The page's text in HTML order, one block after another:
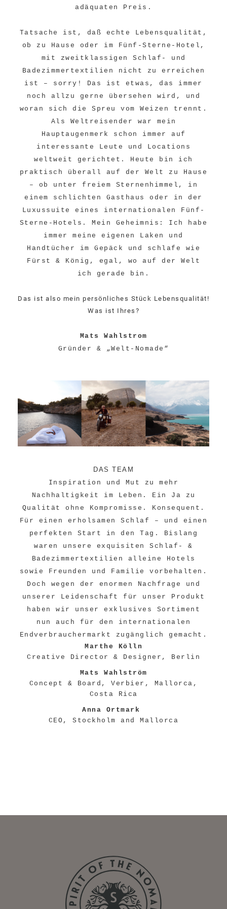
adäquaten Preis.
Tatsache ist, daß echte Lebensqualität,
ob zu Hause oder im Fünf-Sterne-Hotel,
mit zweitklassigen Schlaf- und
Badezimmertextilien nicht zu erreichen
ist – sorry! Das ist etwas, das immer
noch allzu gerne übersehen wird, und
woran sich die Spreu vom Weizen trennt.
Als Weltreisender war mein
Hauptaugenmerk schon immer auf
interessante Leute und Locations
weltweit gerichtet. Heute bin ich
praktisch überall auf der Welt zu Hause
– ob unter freiem Sternenhimmel, in
einem schlichten Gasthaus oder in der
Luxussuite eines internationalen Fünf-
Sterne-Hotels. Mein Geheimnis: Ich habe
immer meine eigenen Laken und
Handtücher im Gepäck und schlafe wie
Fürst & König, egal, wo auf der Welt
ich gerade bin.
Das ist also mein persönliches Stück Lebensqualität!
Was ist Ihres?
Mats Wahlstrom
Gründer & „Welt-Nomade“
DAS TEAM
Inspiration und Mut zu mehr
Nachhaltigkeit im Leben. Ein Ja zu
Qualität ohne Kompromisse. Konsequent.
Für einen erholsamen Schlaf – und einen
perfekten Start in den Tag. Bislang
waren unsere exquisiten Schlaf- &
Badezimmertextilien alleine Hotels
sowie Freunden und Familie vorbehalten.
Doch wegen der enormen Nachfrage und
unserer Leidenschaft für unser Produkt
haben wir unser exklusives Sortiment
nun auch für den internationalen
Endverbrauchermarkt zugänglich gemacht.
Marthe Kölln
Creative Director & Designer, Berlin
Mats Wahlström
Concept & Board, Verbier, Mallorca,
Costa Rica
Anna Ortmark
CEO, Stockholm and Mallorca